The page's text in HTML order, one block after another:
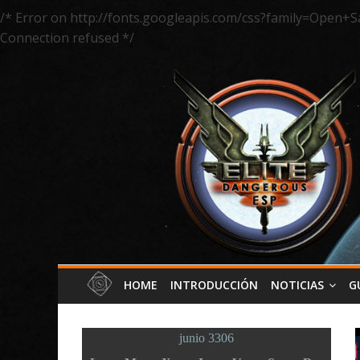
/* Error on http://fonts.googleapis.com/
Connection refused */
HOME INTRODUCCIÓN NOTICIAS
junio 3306